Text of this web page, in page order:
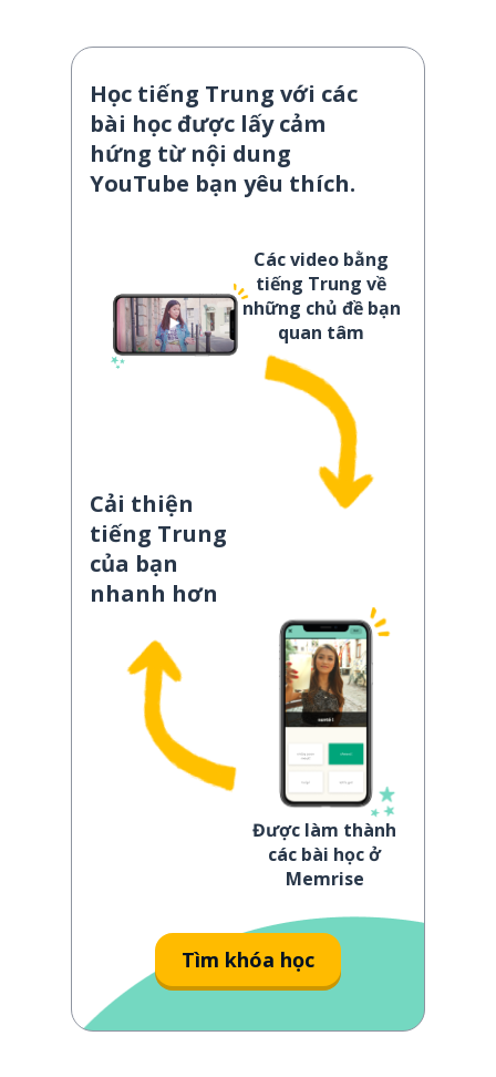
Học tiếng Trung với các
bài học được lấy cảm
hứng từ nội dung
YouTube bạn yêu thích.
Các video bằng
tiếng Trung về
những chủ đề bạn
quan tâm
Cải thiện
tiếng Trung
của bạn
nhanh hơn
Được làm thành
các bài học ở
Memrise
Tìm khóa học